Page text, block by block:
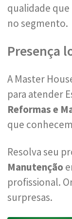
qualidade
no segmento.
Presença
A Master
para atender
Reformas e
que
Resolva seu
Manutenção
profissional.
surpresas.